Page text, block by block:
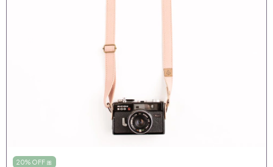
20% OFF 🎀